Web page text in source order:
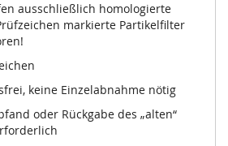
ausschließlich homologierte
markierte Partikelfilter
keine Einzelabnahme nötig
oder Rückgabe des „alten“